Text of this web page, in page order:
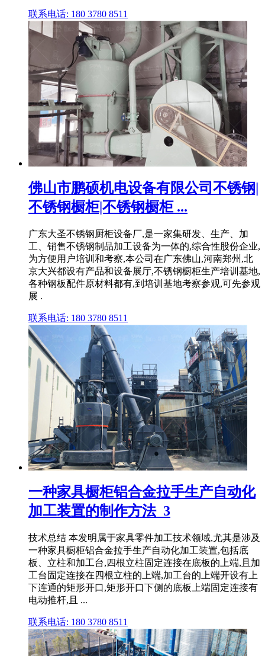
联系电话: 180 3780 8511
佛山市鹏硕机电设备有限公司不锈钢|
不锈钢橱柜|不锈钢橱柜 ...
广东大圣不锈钢厨柜设备厂,是一家集研发、生产、加
工、销售不锈钢制品加工设备为一体的,综合性股份企业,
为方便用户培训和考察,本公司在广东佛山,河南郑州,北
京大兴都设有产品和设备展厅,不锈钢橱柜生产培训基地,
各种钢板配件原材料都有,到培训基地考察参观,可先参观
展 .
联系电话: 180 3780 8511
一种家具橱柜铝合金拉手生产自动化
加工装置的制作方法_3
技术总结 本发明属于家具零件加工技术领域,尤其是涉及
一种家具橱柜铝合金拉手生产自动化加工装置,包括底
板、立柱和加工台,四根立柱固定连接在底板的上端,且加
工台固定连接在四根立柱的上端,加工台的上端开设有上
下连通的矩形开口,矩形开口下侧的底板上端固定连接有
电动推杆,且 ...
联系电话: 180 3780 8511